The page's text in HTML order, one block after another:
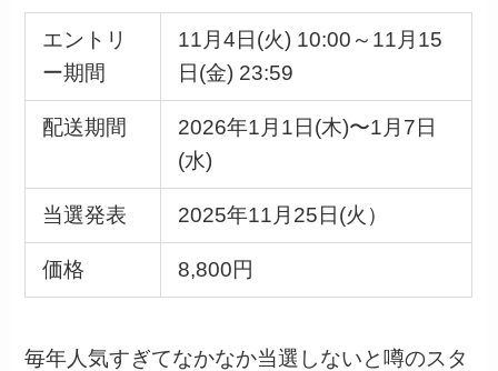
エントリ
ー期間
11月4日(火) 10:00～11月15
日(金) 23:59
配送期間
2026年1月1日(木)〜1月7日
(水)
当選発表 2025年11月25日(火）
価格 8,800円
毎年人気すぎてなかなか当選しないと噂のスタ